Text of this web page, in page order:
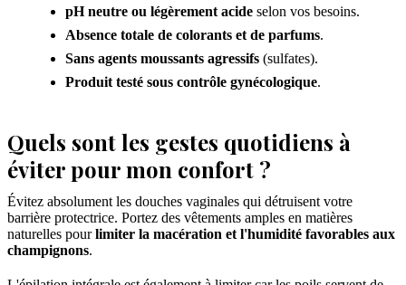
pH neutre ou légèrement acide selon vos besoins.
Absence totale de colorants et de parfums.
Sans agents moussants agressifs (sulfates).
Produit testé sous contrôle gynécologique.
Quels sont les gestes quotidiens à
éviter pour mon confort ?
Évitez absolument les douches vaginales qui détruisent votre
barrière protectrice. Portez des vêtements amples en matières
naturelles pourlimiter la macération et l'humidité favorables aux
champignons.